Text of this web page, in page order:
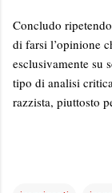
Concludo
di farsi l’opinione
esclusivamente su
tipo di analisi
razzista, piuttosto